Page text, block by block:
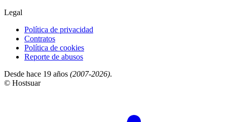
Legal
Política de privacidad
Contratos
Política de cookies
Reporte de abusos
Desde hace 19 años (2007-2026).
© Hostsuar